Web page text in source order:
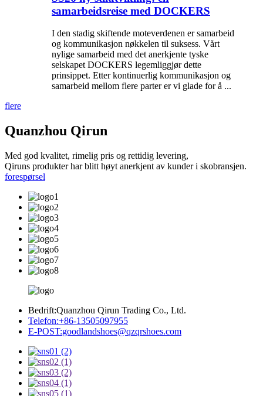
samarbeidsreise med DOCKERS
I den stadig skiftende moteverdenen er samarbeid
og kommunikasjon nøkkelen til suksess. Vårt
nylige samarbeid med det anerkjente tyske
selskapet DOCKERS legemliggjør dette
prinsippet. Etter kontinuerlig kommunikasjon og
samarbeid mellom flere parter er vi glade for å ...
flere
Quanzhou Qirun
Med god kvalitet, rimelig pris og rettidig levering,
Qiruns produkter har blitt høyt anerkjent av kunder i skobransjen.
forespørsel
Bedrift:Quanzhou Qirun Trading Co., Ltd.
Telefon:+86-13505097955
E-POST:goodlandshoes@qzqrshoes.com